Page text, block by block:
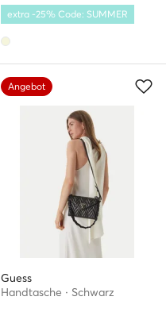
extra -25% Code: SUMMER
Angebot
Guess
Handtasche · Schwarz